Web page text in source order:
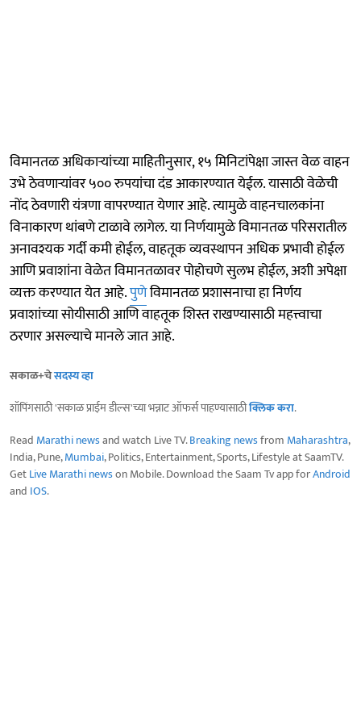
विमानतळ अधिकाऱ्यांच्या माहितीनुसार, १५ मिनिटांपेक्षा जास्त वेळ वाहन
उभे ठेवणाऱ्यांवर ५०० रुपयांचा दंड आकारण्यात येईल. यासाठी वेळेची
नोंद ठेवणारी यंत्रणा वापरण्यात येणार आहे. त्यामुळे वाहनचालकांना
विनाकारण थांबणे टाळावे लागेल. या निर्णयामुळे विमानतळ परिसरातील
अनावश्यक गर्दी कमी होईल, वाहतूक व्यवस्थापन अधिक प्रभावी होईल
आणि प्रवाशांना वेळेत विमानतळावर पोहोचणे सुलभ होईल, अशी अपेक्षा
व्यक्त करण्यात येत आहे.पुणेविमानतळ प्रशासनाचा हा निर्णय
प्रवाशांच्या सोयीसाठी आणि वाहतूक शिस्त राखण्यासाठी महत्त्वाचा
ठरणार असल्याचे मानले जात आहे.
सकाळ+चेसदस्य व्हा
शॉपिंगसाठी 'सकाळ प्राईम डील्स'च्या भन्नाट ऑफर्स पाहण्यासाठीक्लिक करा.
Read Marathi newsand watch Live TV.Breaking newsfrom Maharashtra,
India, Pune,Mumbai, Politics, Entertainment, Sports, Lifestyle at SaamTV.
GetLive Marathi newson Mobile. Download the Saam Tv app forAndroid
and IOS.